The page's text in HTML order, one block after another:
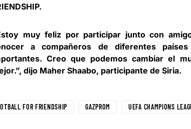
muy feliz por participar junto con
a compañeros de diferentes
Creo que podemos cambiar el
dijo Maher Shaabo, participante de Siria.
FOR FRIENDSHIP GAZPROM UEFA CHAMPIONS